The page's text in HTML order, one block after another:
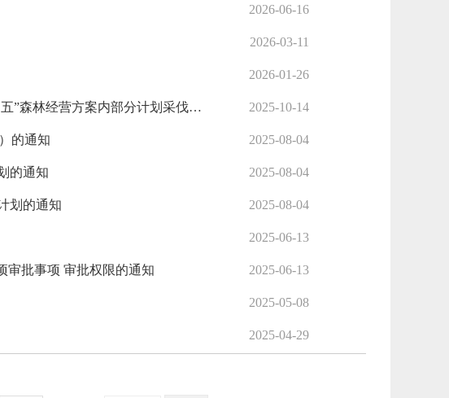
2026-06-16
2026-03-11
2026-01-26
阜新市林业和草原局关于对彰武县林业和草原局《关于调整国有彰武县胜利林场等国有林场“十四五”森林经营方案内部分计划采伐小班的请示》的批复 2025-10-14
的通知 2025-08-04
的通知 2025-08-04
划的通知 2025-08-04
2025-06-13
审批事项 审批权限的通知 2025-06-13
2025-05-08
2025-04-29